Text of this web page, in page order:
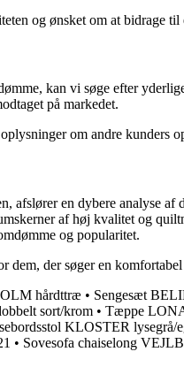
og ønsket om at bidrage
kan vi søge efter
på markedet.
om andre kunders
en dybere analyse
af høj kvalitet og
og popularitet.
der søger en
hårdttræ • Sengesæt
sort/krom • Tæppe
KLOSTER lysegrå/
• Sovesofa chaiselong